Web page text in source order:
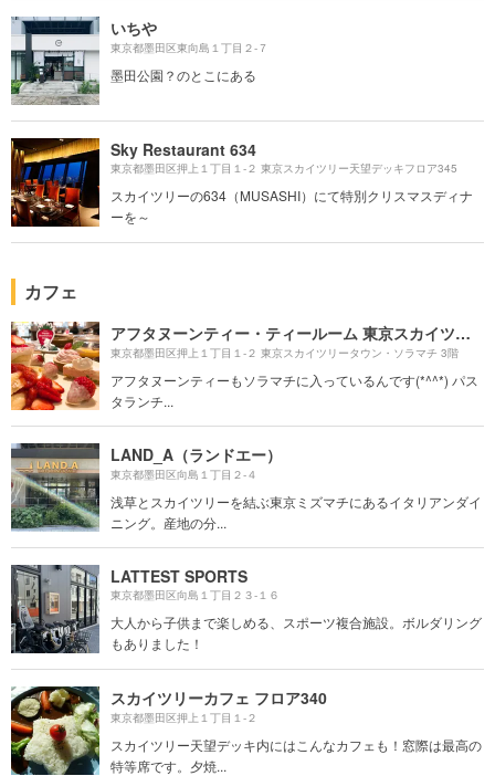
いちや
東京都墨田区東向島１丁目２-７
墨田公園？のとこにある
Sky Restaurant 634
東京都墨田区押上１丁目１-２ 東京スカイツリー天望デッキフロア345
スカイツリーの634（MUSASHI）にて特別クリスマスディナ
ーを～
カフェ
アフタヌーンティー・ティールーム 東京スカイツリータウン・ソラマチ店
東京都墨田区押上１丁目１-２ 東京スカイツリータウン・ソラマチ 3階
アフタヌーンティーもソラマチに入っているんです(*^^*) パス
タランチ...
LAND_A（ランドエー）
東京都墨田区向島１丁目２-４
浅草とスカイツリーを結ぶ東京ミズマチにあるイタリアンダイ
ニング。産地の分...
LATTEST SPORTS
東京都墨田区向島１丁目２３-１６
大人から子供まで楽しめる、スポーツ複合施設。ボルダリング
もありました！
スカイツリーカフェ フロア340
東京都墨田区押上１丁目１-２
スカイツリー天望デッキ内にはこんなカフェも！窓際は最高の
特等席です。夕焼...